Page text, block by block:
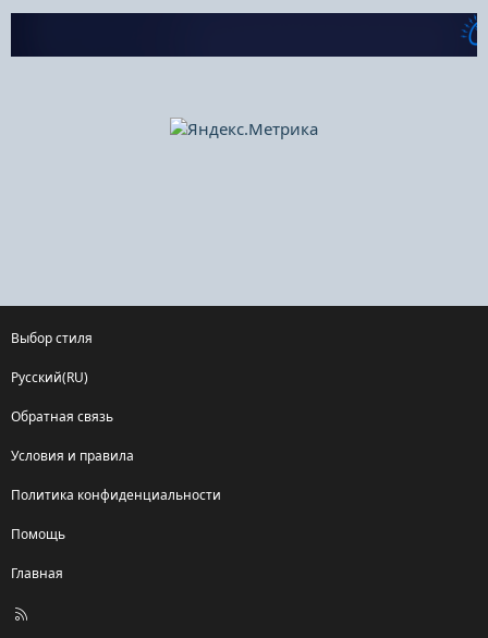
Выбор стиля
Русский(RU)
Обратная связь
Условия и правила
Политика конфиденциальности
Помощь
Главная
R